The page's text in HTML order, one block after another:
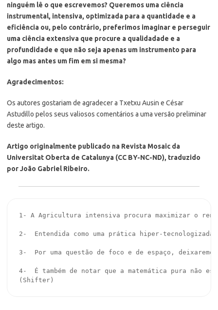
ninguém lê o que escrevemos? Queremos uma ciência
instrumental, intensiva, optimizada para a quantidade e a
eficiência ou, pelo contrário, preferimos imaginar e perseguir
uma ciência extensiva que procure a qualidadade e a
profundidade e que não seja apenas um instrumento para
algo mas antes um fim em si mesma?
Agradecimentos:
Os autores gostariam de agradecer a Txetxu Ausin e César
Astudillo pelos seus valiosos comentários a uma versão preliminar
deste artigo.
Artigo originalmente publicado na Revista Mosaic da
Universitat Oberta de Catalunya (CC BY-NC-ND), traduzido
por João Gabriel Ribeiro.
1- A Agricultura intensiva procura maximizar o
2-  Entendida como uma prática hiper-
3-  Por uma questão de foco e de espaço,
4-  É também de notar que a matemática pura não
(Shifter)